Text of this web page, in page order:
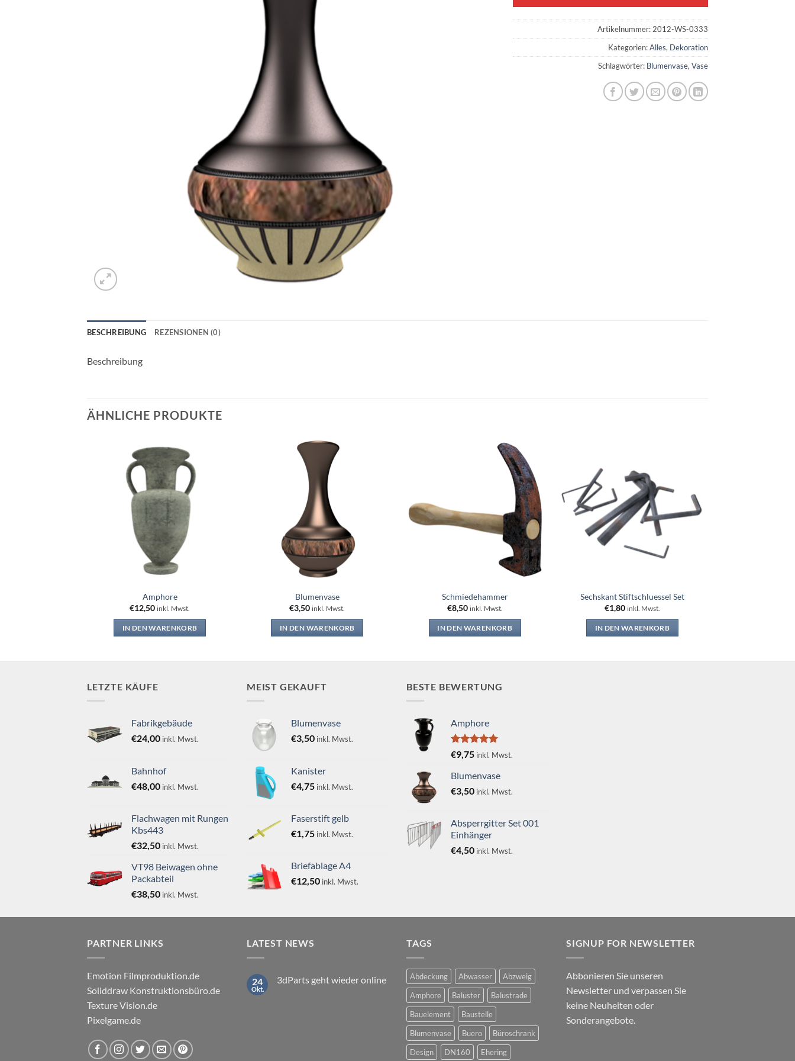
Artikelnummer: 2012-WS-0333
Kategorien:Alles, Dekoration
Schlagwörter: Blumenvase, Vase
BESCHREIBUNG REZENSIONEN (0)
Beschreibung
ÄHNLICHE PRODUKTE
Amphore
€12,50 inkl. Mwst.
IN DEN WARENKORB
Blumenvase
€3,50 inkl. Mwst.
IN DEN WARENKORB
Add to
wishlist
Schmiedehammer
€8,50 inkl. Mwst.
IN DEN WARENKORB
Sechskant Stiftschluessel Set
€1,80 inkl. Mwst.
IN DEN WARENKORB
LETZTE KÄUFE
Fabrikgebäude
€24,00 inkl. Mwst.
Bahnhof
€48,00 inkl. Mwst.
Flachwagen mit Rungen
Kbs443
€32,50 inkl. Mwst.
VT98 Beiwagen ohne
Packabteil
€38,50 inkl. Mwst.
MEIST GEKAUFT
Blumenvase
€3,50 inkl. Mwst.
Kanister
€4,75 inkl. Mwst.
Faserstift gelb
€1,75 inkl. Mwst.
Briefablage A4
€12,50 inkl. Mwst.
BESTE BEWERTUNG
Amphore
Bewertet
mit
von 5
€9,75 inkl. Mwst.
Blumenvase
€3,50 inkl. Mwst.
Absperrgitter Set 001
Einhänger
€4,50 inkl. Mwst.
PARTNER LINKS
Emotion Filmproduktion.de
Soliddraw Konstruktionsbüro.de
Texture Vision.de
Pixelgame.de
LATEST NEWS
24
Okt.
3dParts geht wieder online
TAGS
Abdeckung Abwasser
Abzweig
Amphore
Baluster
Balustrade
Bauelement
Baustelle
Blumenvase
Buero
Büroschrank
Design
DN160 Ehering
SIGNUP FOR NEWSLETTER
Abbonieren Sie unseren
Newsletter und verpassen Sie
keine Neuheiten oder
Sonderangebote.